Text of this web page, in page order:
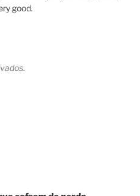
good.